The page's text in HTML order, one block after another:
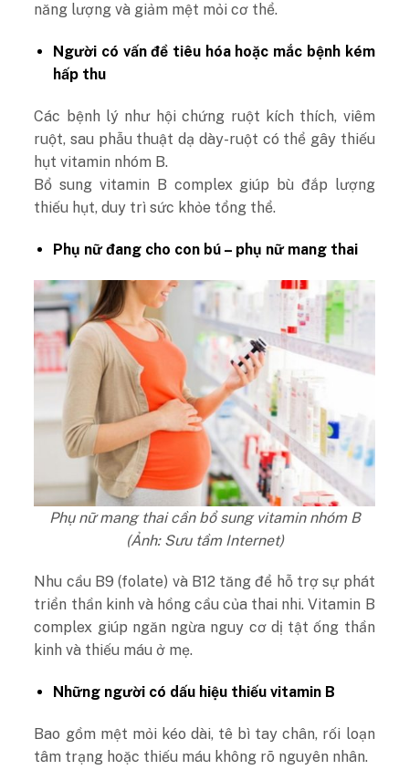
năng lượng và giảm mệt mỏi cơ thể.
Người có vấn đề tiêu hóa hoặc mắc bệnh kém
hấp thu
Các bệnh lý như hội chứng ruột kích thích, viêm
ruột, sau phẫu thuật dạ dày-ruột có thể gây thiếu
hụt vitamin nhóm B.
Bổ sung vitamin B complex giúp bù đắp lượng
thiếu hụt, duy trì sức khỏe tổng thể.
Phụ nữ đang cho con bú – phụ nữ mang thai
Phụ nữ mang thai cần bổ sung vitamin nhóm B
(Ảnh: Sưu tầm Internet)
Nhu cầu B9 (folate) và B12 tăng để hỗ trợ sự phát
triển thần kinh và hồng cầu của thai nhi.Vitamin B
complex giúp ngăn ngừa nguy cơ dị tật ống thần
kinh và thiếu máu ở mẹ.
Những người có dấu hiệu thiếu vitamin B
Bao gồm mệt mỏi kéo dài, tê bì tay chân, rối loạn
tâm trạng hoặc thiếu máu không rõ nguyên nhân.